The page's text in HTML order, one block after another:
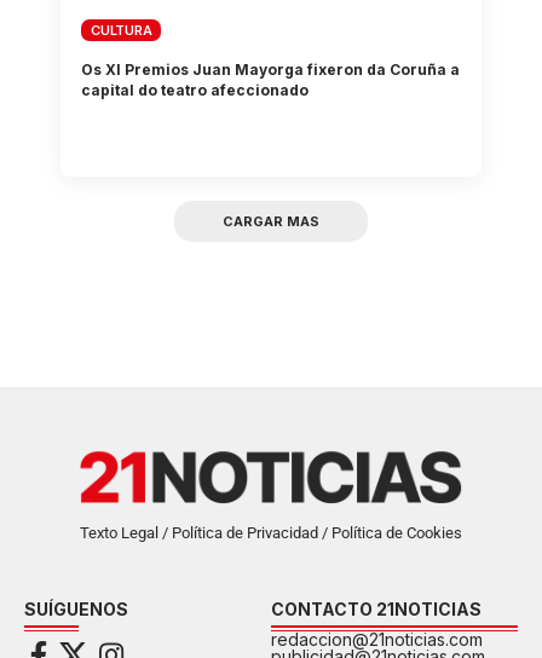
CULTURA
Os XI Premios Juan Mayorga fixeron da Coruña a
capital do teatro afeccionado
CARGAR MAS
Texto Legal / Política de Privacidad / Política de Cookies
SUÍGUENOS
CONTACTO 21NOTICIAS
redaccion@21noticias.com